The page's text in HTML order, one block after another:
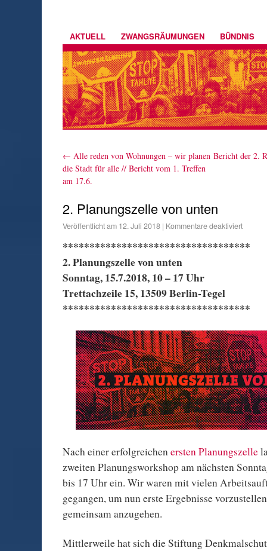
AKTUELL ZWANGSRÄUMUNGEN BÜNDNIS
← Alle reden von Wohnungen – wir planen
die Stadt für alle // Bericht vom 1. Treffen
am 17.6.
Bericht der 2.
2. Planungszelle von unten
Veröffentlicht am 12. Juli 2018 | Kommentare deaktiviert
***********************************
2. Planungszelle von unten
Sonntag, 15.7.2018, 10 – 17 Uhr
Trettachzeile 15, 13509 Berlin-Tegel
***********************************
Nach einer erfolgreichen ersten Planungszelle
zweiten Planungsworkshop am nächsten
bis 17 Uhr ein. Wir waren mit vielen
gegangen, um nun erste Ergebnisse
gemeinsam anzugehen.
Mittlerweile hat sich die Stiftung